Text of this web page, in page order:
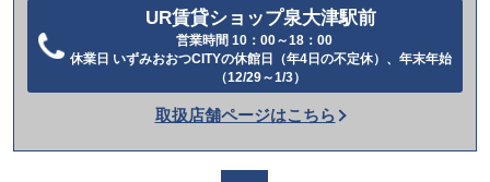
UR賃貸ショップ泉大津駅前
営業時間 10：00～18：00
休業日 いずみおおつCITYの休館日（年4日の不定休）、年末年始
（12/29～1/3）
話
取扱店舗ページはこちら